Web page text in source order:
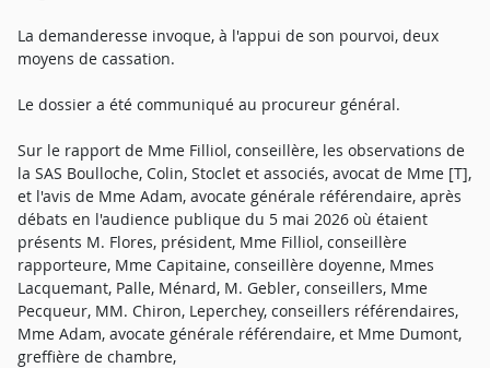
La demanderesse invoque, à l'appui de son pourvoi, deux
moyens de cassation.
Le dossier a été communiqué au procureur général.
Sur le rapport de Mme Filliol, conseillère, les observations de
la SAS Boulloche, Colin, Stoclet et associés, avocat de Mme [T],
et l'avis de Mme Adam, avocate générale référendaire, après
débats en l'audience publique du 5 mai 2026 où étaient
présents M. Flores, président, Mme Filliol, conseillère
rapporteure, Mme Capitaine, conseillère doyenne, Mmes
Lacquemant, Palle, Ménard, M. Gebler, conseillers, Mme
Pecqueur, MM. Chiron, Leperchey, conseillers référendaires,
Mme Adam, avocate générale référendaire, et Mme Dumont,
greffière de chambre,